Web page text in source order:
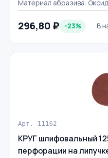
Материал абразива:
296,80 ₽ -23% В
Арт. 11162
КРУГ шлифовальный
перфорации на